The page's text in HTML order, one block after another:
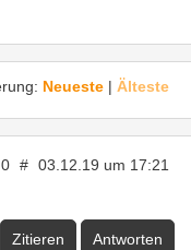
Neueste | Älteste
0 # 03.12.19 um 17:21
Zitieren Antworten